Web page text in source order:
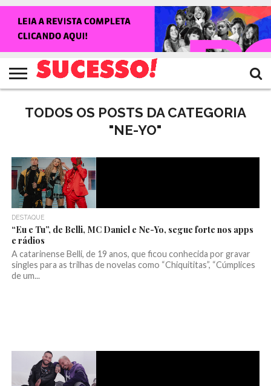
NOTÍCIAS
SHOWS
ENTREVISTAS
CLIQUES
RANKING
CROWLEY
TV
SUCESSO!
REVISTA
SUCESSO!
TODOS OS POSTS DA CATEGORIA
"NE-YO"
DESTAQUE
“Eu e Tu”, de Belli, MC Daniel e Ne-Yo, segue forte nos apps
e rádios
A catarinense Belli, de 19 anos, que ficou conhecida por gravar
singles para as trilhas de novelas como “Chiquititas”, “Cúmplices
de um...